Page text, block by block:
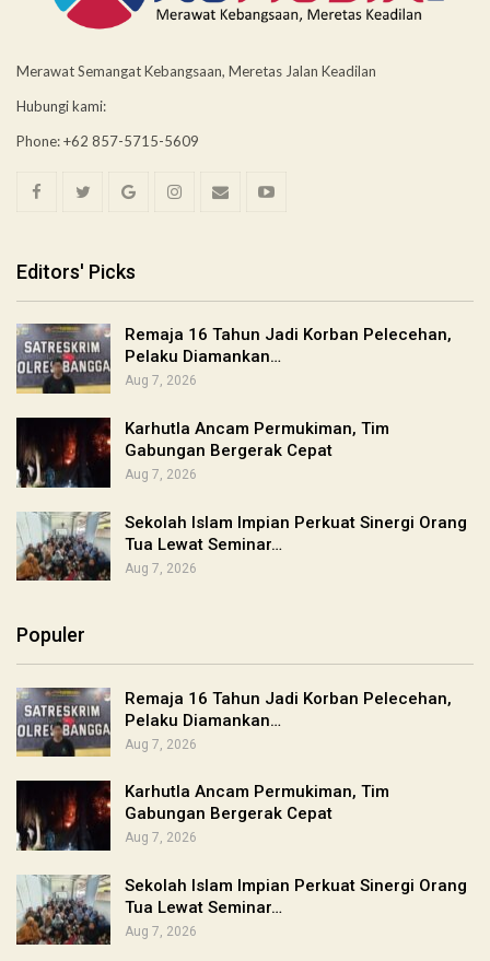
Merawat Semangat Kebangsaan, Meretas Jalan Keadilan
Hubungi kami:
Phone: +62 857-5715-5609
Editors' Picks
Remaja 16 Tahun Jadi Korban Pelecehan,
Pelaku Diamankan…
Aug 7, 2026
Karhutla Ancam Permukiman, Tim
Gabungan Bergerak Cepat
Aug 7, 2026
Sekolah Islam Impian Perkuat Sinergi Orang
Tua Lewat Seminar…
Aug 7, 2026
Populer
Remaja 16 Tahun Jadi Korban Pelecehan,
Pelaku Diamankan…
Aug 7, 2026
Karhutla Ancam Permukiman, Tim
Gabungan Bergerak Cepat
Aug 7, 2026
Sekolah Islam Impian Perkuat Sinergi Orang
Tua Lewat Seminar…
Aug 7, 2026